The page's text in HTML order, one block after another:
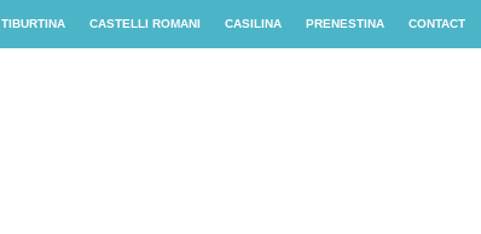
TIBURTINA CASTELLI ROMANI CASILINA PRENESTINA CONTACT